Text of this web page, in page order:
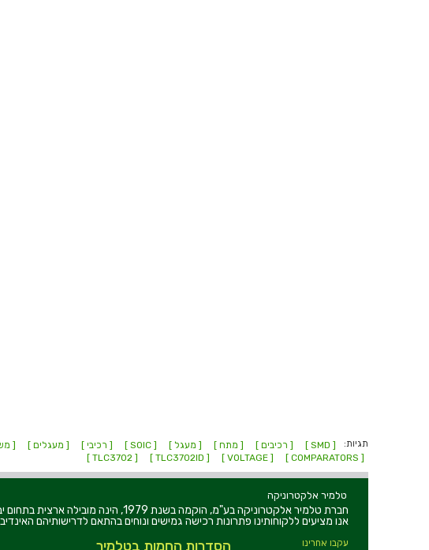
תגיות: [ SMD ] [ רכיבים ] [ מתח ] [ מעגל ] [ SOIC ] [ רכיבי ] [ מעגלים ] [
[ COMPARATORS ]
[ VOLTAGE ]
[ TLC3702ID ]
[ TLC3702 ]
טלמיר אלקטרוניקה
חברת טלמיר אלקטרוניקה בע"מ, הוקמה
אנו מציעים ללקוחותינו פתרונות רכישה גמישים ונוחים בהתאם לדרישותיהם
עקבו אחרינו הסדרות החמות בטלמיר